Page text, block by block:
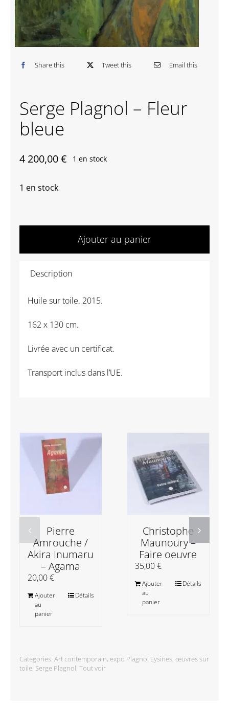
Contactez-nous
Share this Tweet this Email this
Serge Plagnol – Fleur
bleue
4 200,00€ 1 en stock
1 en stock
de
Ajouter au panier
Description
Huile sur toile. 2015.
162 x 130 cm.
Livrée avec un certificat.
Transport inclus dans l’UE.
Pierre
Amrouche /
Akira Inumaru
– Agama
20,00€
Ajouter
au
panier
Détails
Christophe
Maunoury –
Faire oeuvre
35,00€
Ajouter
au
panier
Détails
Categories: Art contemporain, expo Plagnol Eysines, œuvres sur
toile, Serge Plagnol, Tout voir